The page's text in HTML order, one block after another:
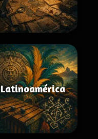
Latinoamérica